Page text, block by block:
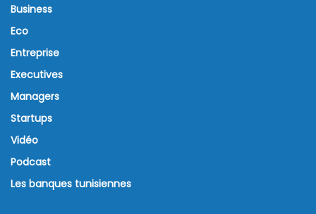
Business
Eco
Entreprise
Executives
Managers
Startups
Vidéo
Podcast
Les banques tunisiennes